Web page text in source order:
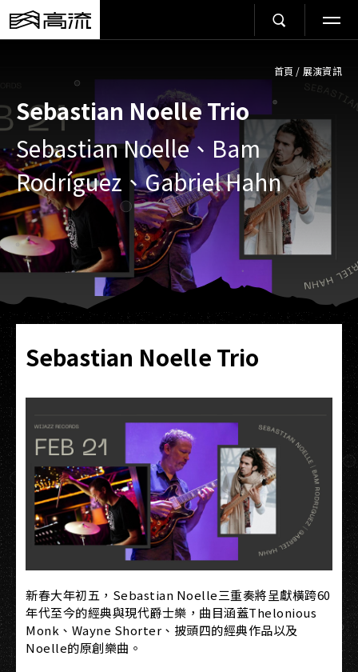
首頁 / 展演資訊
Sebastian Noelle Trio
Sebastian Noelle、Bam
Rodríguez、Gabriel Hahn
Sebastian Noelle Trio
新春大年初五，Sebastian Noelle三重奏將呈獻橫跨60
年代至今的經典與現代爵士樂，曲目涵蓋Thelonious
Monk、Wayne Shorter、披頭四的經典作品以及
Noelle的原創樂曲。